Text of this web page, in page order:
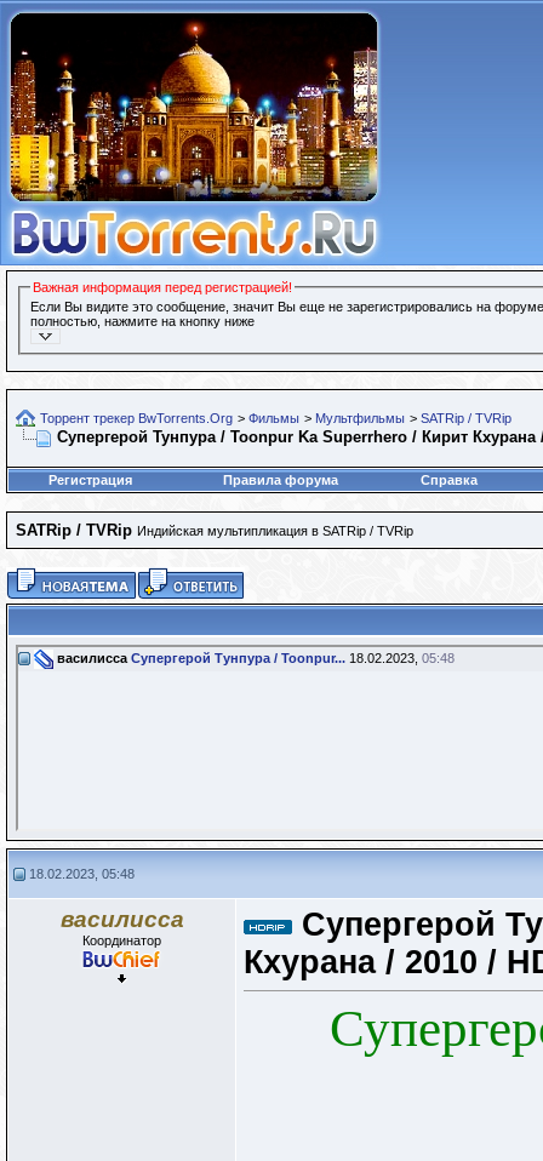
Важная информация перед регистрацией!
Если Вы видите это сообщение, значит Вы еще не зарегистрировались на
полностью, нажмите на кнопку ниже
Торрент трекер BwTorrents.Org > Фильмы > Мультфильмы > SATRip / TVRip
Супергерой Тунпура / Toonpur Ka Superrhero / Кирит Кхурана
Регистрация Правила форума Справка
SATRip / TVRip Индийская мультипликация в SATRip / TVRip
василисса Супергерой Тунпура / Toonpur... 18.02.2023, 05:48
18.02.2023, 05:48
василисса
Координатор
Супергерой
Кхурана / 2010 /